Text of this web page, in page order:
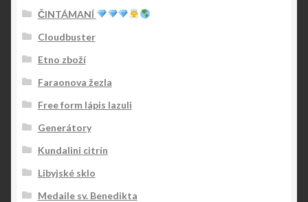
ČINTÁMANÍ
Cloudbuster
Etno zboží
Faraonova žezla
Free form lápis lazuli
Generátory
Kundalini citrín
Libyjské sklo
Medaile sv. Benedikta